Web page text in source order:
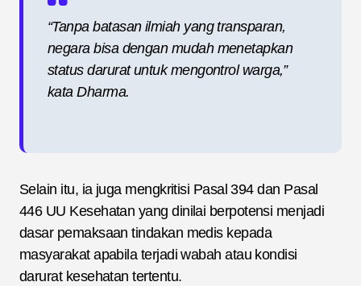
“Tanpa batasan ilmiah yang transparan,
negara bisa dengan mudah menetapkan
status darurat untuk mengontrol warga,”
kata Dharma.
Selain itu, ia juga mengkritisi Pasal 394 dan Pasal
446 UU Kesehatan yang dinilai berpotensi menjadi
dasar pemaksaan tindakan medis kepada
masyarakat apabila terjadi wabah atau kondisi
darurat kesehatan tertentu.